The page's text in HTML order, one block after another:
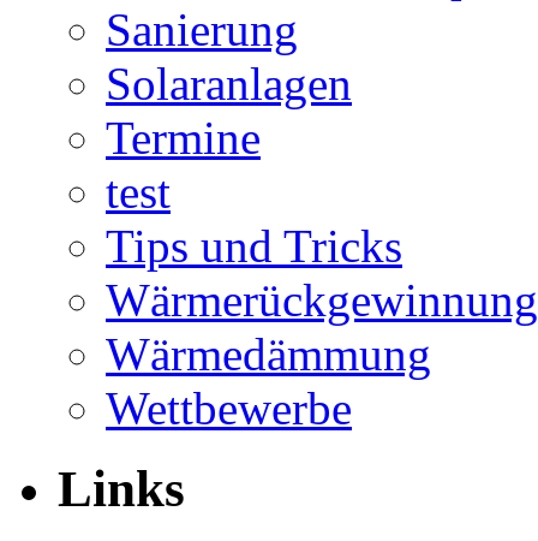
Sanierung
Solaranlagen
Termine
test
Tips und Tricks
Wärmerückgewinnung
Wärmedämmung
Wettbewerbe
Links